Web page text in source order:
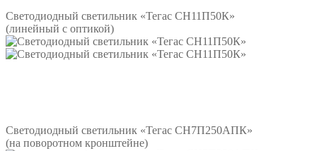
Светодиодный светильник «Тегас СН11П50К»
(линейный с оптикой)
Светодиодный светильник «Тегас СН7П250АПК»
(на поворотном кронштейне)